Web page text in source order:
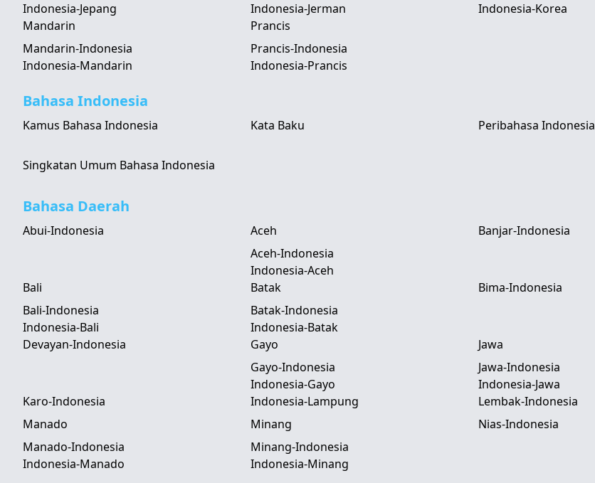
Indonesia-Jepang
Indonesia-Jerman
Indonesia-Korea
Mandarin
Mandarin-Indonesia
Indonesia-Mandarin
Prancis
Prancis-Indonesia
Indonesia-Prancis
Bahasa Indonesia
Kamus Bahasa Indonesia Kata Baku Peribahasa Indonesia
Singkatan Umum Bahasa Indonesia
Bahasa Daerah
Abui-Indonesia
Aceh
Aceh-Indonesia
Indonesia-Aceh
Banjar-Indonesia
Bali
Bali-Indonesia
Indonesia-Bali
Batak
Batak-Indonesia
Indonesia-Batak
Bima-Indonesia
Devayan-Indonesia
Gayo
Gayo-Indonesia
Indonesia-Gayo
Jawa
Jawa-Indonesia
Indonesia-Jawa
Karo-Indonesia Indonesia-Lampung Lembak-Indonesia
Manado
Manado-Indonesia
Indonesia-Manado
Minang
Minang-Indonesia
Indonesia-Minang
Nias-Indonesia